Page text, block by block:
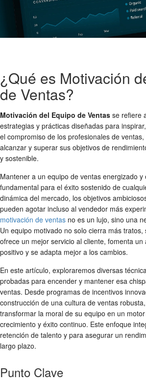
¿Qué es Motivación
de Ventas?
Motivación del Equipo de Ventas se refiere
estrategias y prácticas diseñadas para
el compromiso de los profesionales de
alcanzar y superar sus objetivos de
y sostenible.
Mantener a un equipo de ventas energizado y
fundamental para el éxito sostenido de
dinámica del mercado, los objetivos
pueden agotar incluso al vendedor más
motivación de ventas no es un lujo, sino una
Un equipo motivado no solo cierra más tratos,
ofrece un mejor servicio al cliente, fomenta un
positivo y se adapta mejor a los cambios.
En este artículo, exploraremos diversas
probadas para encender y mantener esa
ventas. Desde programas de incentivos
construcción de una cultura de ventas
transformar la moral de su equipo en un
crecimiento y éxito continuo. Este enfoque
retención de talento y para asegurar un
largo plazo.
Punto Clave